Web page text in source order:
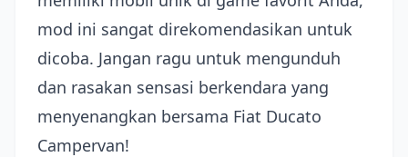
mod ini sangat direkomendasikan untuk
dicoba. Jangan ragu untuk mengunduh
dan rasakan sensasi berkendara yang
menyenangkan bersama Fiat Ducato
Campervan!